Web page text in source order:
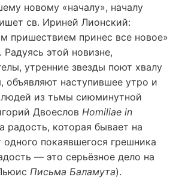
новому «началу», началу
св. Ириней Лионский:
пришествием принес все новое»
Радуясь этой новизне,
утренние звезды поют хвалу
объявляют наступившее утро и
из тьмы сиюминутной
Двоеслов Homiliae in
радость, которая бывает на
покаявшегося грешника
— это серьёзное дело на
Письма Баламута).